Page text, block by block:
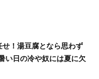
！湯豆腐となら思わず
い日の冷や奴には夏に欠